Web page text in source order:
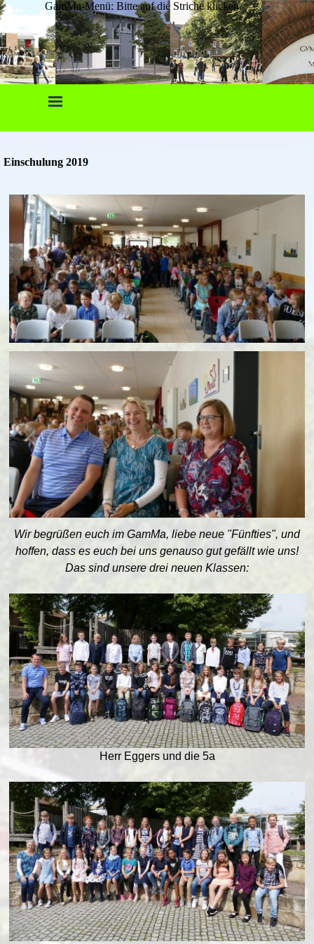
GamMa-Menü: Bitte auf die Striche klicken.
Einschulung 2019
Wir begrüßen euch im GamMa, liebe neue "Fünfties", und
hoffen, dass es euch bei uns genauso gut gefällt wie uns!
Das sind unsere drei neuen Klassen:
Herr Eggers und die 5a